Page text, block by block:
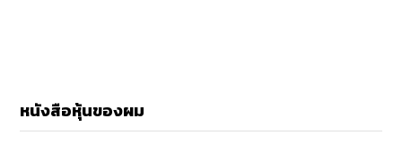
หนังสือหุ้นของผม